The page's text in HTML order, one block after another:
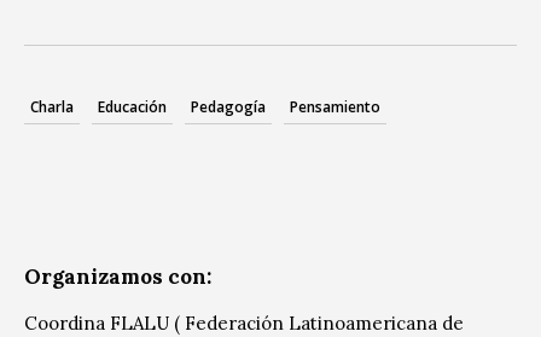
Charla Educación Pedagogía Pensamiento
Organizamos con:
Coordina FLALU ( Federación Latinoamericana de